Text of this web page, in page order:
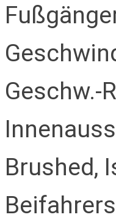
Geschw.-
Brushed,